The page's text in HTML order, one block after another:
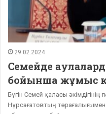
29.02.2024
Семейде
бойынша жұмыс
Бүгін Семей қаласы
Нұрсағатовтың